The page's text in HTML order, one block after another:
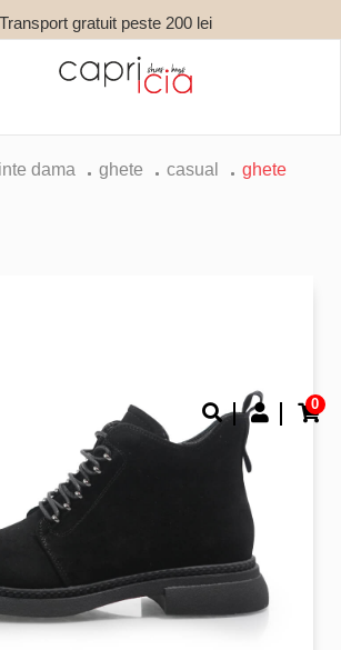
gratuit peste 200 lei
0
dama ghete casual
ghete